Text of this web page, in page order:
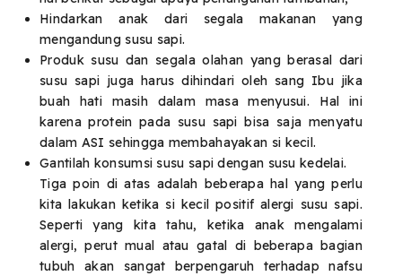
Hindarkan anak dari segala makanan yang
mengandung susu sapi.
Produk susu dan segala olahan yang berasal dari
susu sapi juga harus dihindari oleh sang Ibu jika
buah hati masih dalam masa menyusui. Hal ini
karena protein pada susu sapi bisa saja menyatu
dalam ASI sehingga membahayakan si kecil.
Gantilah konsumsi susu sapi dengan susu kedelai.
Tiga poin di atas adalah beberapa hal yang perlu
kita lakukan ketika si kecil positif alergi susu sapi.
Seperti yang kita tahu, ketika anak mengalami
alergi, perut mual atau gatal di beberapa bagian
tubuh akan sangat berpengaruh terhadap nafsu